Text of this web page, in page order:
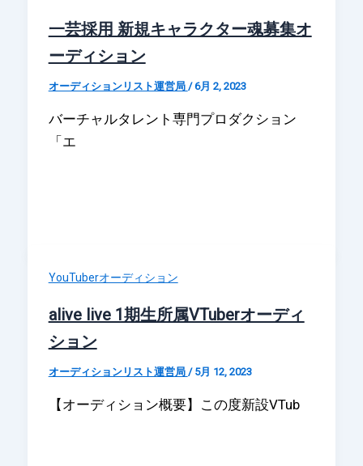
一芸採用 新規キャラクター魂募集オ
ーディション
オーディションリスト運営局 /6月 2, 2023
バーチャルタレント専門プロダクション
「エ
YouTuberオーディション
alive live 1期生所属VTuberオーディ
ション
オーディションリスト運営局 / 5月 12, 2023
【オーディション概要】この度新設VTub